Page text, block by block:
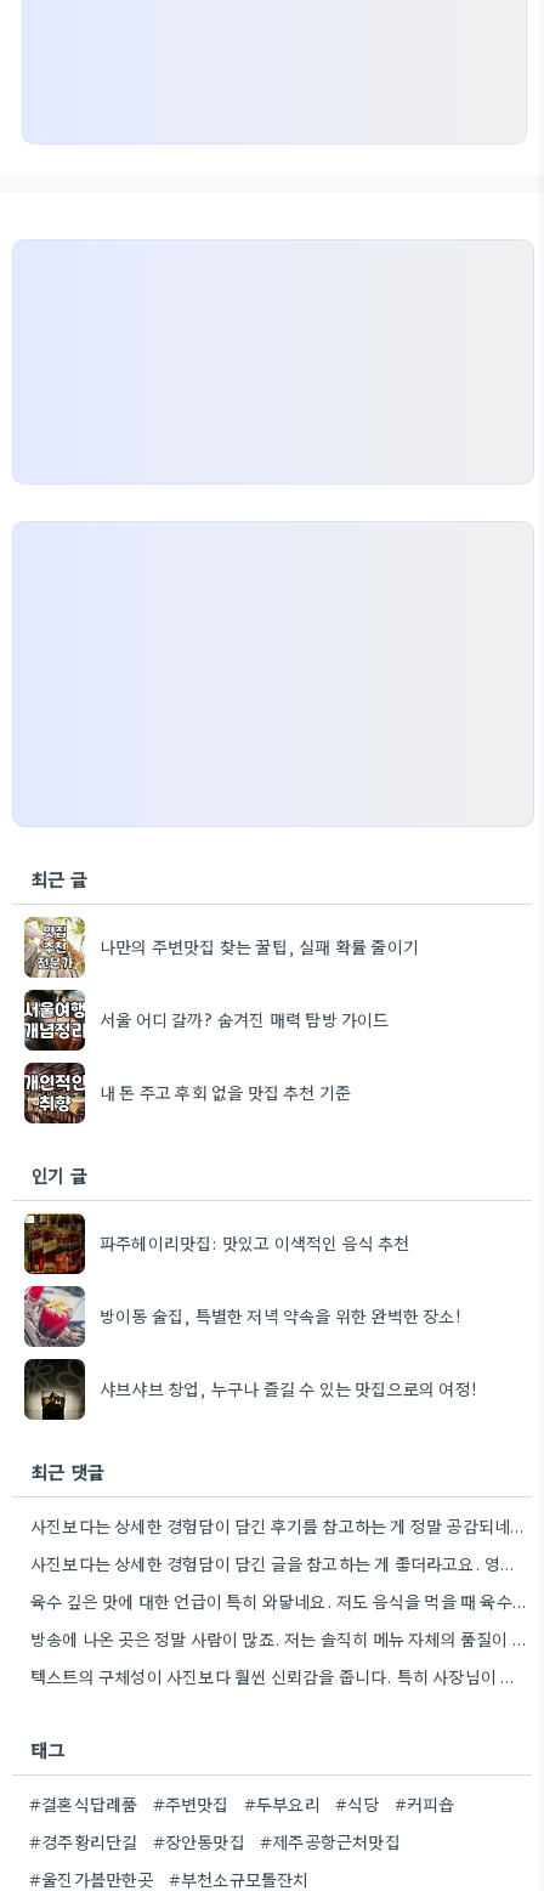
최근 글
나만의 주변맛집 찾는 꿀팁, 실패 확률 줄이기
서울 어디 갈까? 숨겨진 매력 탐방 가이드
내 돈 주고 후회 없을 맛집 추천 기준
인기 글
파주헤이리맛집: 맛있고 이색적인 음식 추천
방이동 술집, 특별한 저녁 약속을 위한 완벽한 장소!
샤브샤브 창업, 누구나 즐길 수 있는 맛집으로의 여정!
최근 댓글
사진보다는 상세한 경험담이 담긴 후기를 참고하는 게 정말 공감되네요. 특히 어떤 점이 좋았고 아쉬웠는지 구체적으로…
사진보다는 상세한 경험담이 담긴 글을 참고하는 게 좋더라고요. 영화 상영회 경험이 기억에 남는다는 점이 흥미롭네요.
육수 깊은 맛에 대한 언급이 특히 와닿네요. 저도 음식을 먹을 때 육수의 깊은 맛을 중요하게…
방송에 나온 곳은 정말 사람이 많죠. 저는 솔직히 메뉴 자체의 품질이 더 중요하다고 생각해요.
텍스트의 구체성이 사진보다 훨씬 신뢰감을 줍니다. 특히 사장님이 직접 요리하는 곳을 찾는 게 좋은 전략인…
태그
#결혼식답례품 #주변맛집 #두부요리 #식당
#커피숍
#경주황리단길
#장안동맛집
#제주공항근처맛집
#울진가볼만한곳
#부천소규모돌잔치